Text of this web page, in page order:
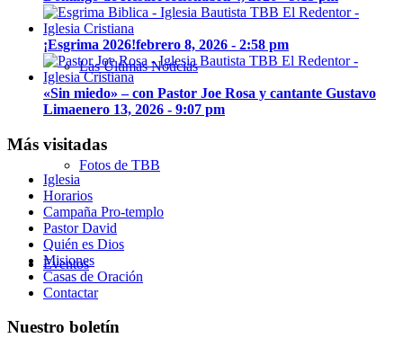
Las Últimas Noticias
Fotos de TBB
Eventos
¡Esgrima 2026!febrero 8, 2026 - 2:58 pm
«Sin miedo» – con Pastor Joe Rosa y cantante Gustavo
Limaenero 13, 2026 - 9:07 pm
Más visitadas
Iglesia
Horarios
Campaña Pro-templo
Pastor David
Quién es Dios
Misiones
Casas de Oración
Contactar
Nuestro boletín